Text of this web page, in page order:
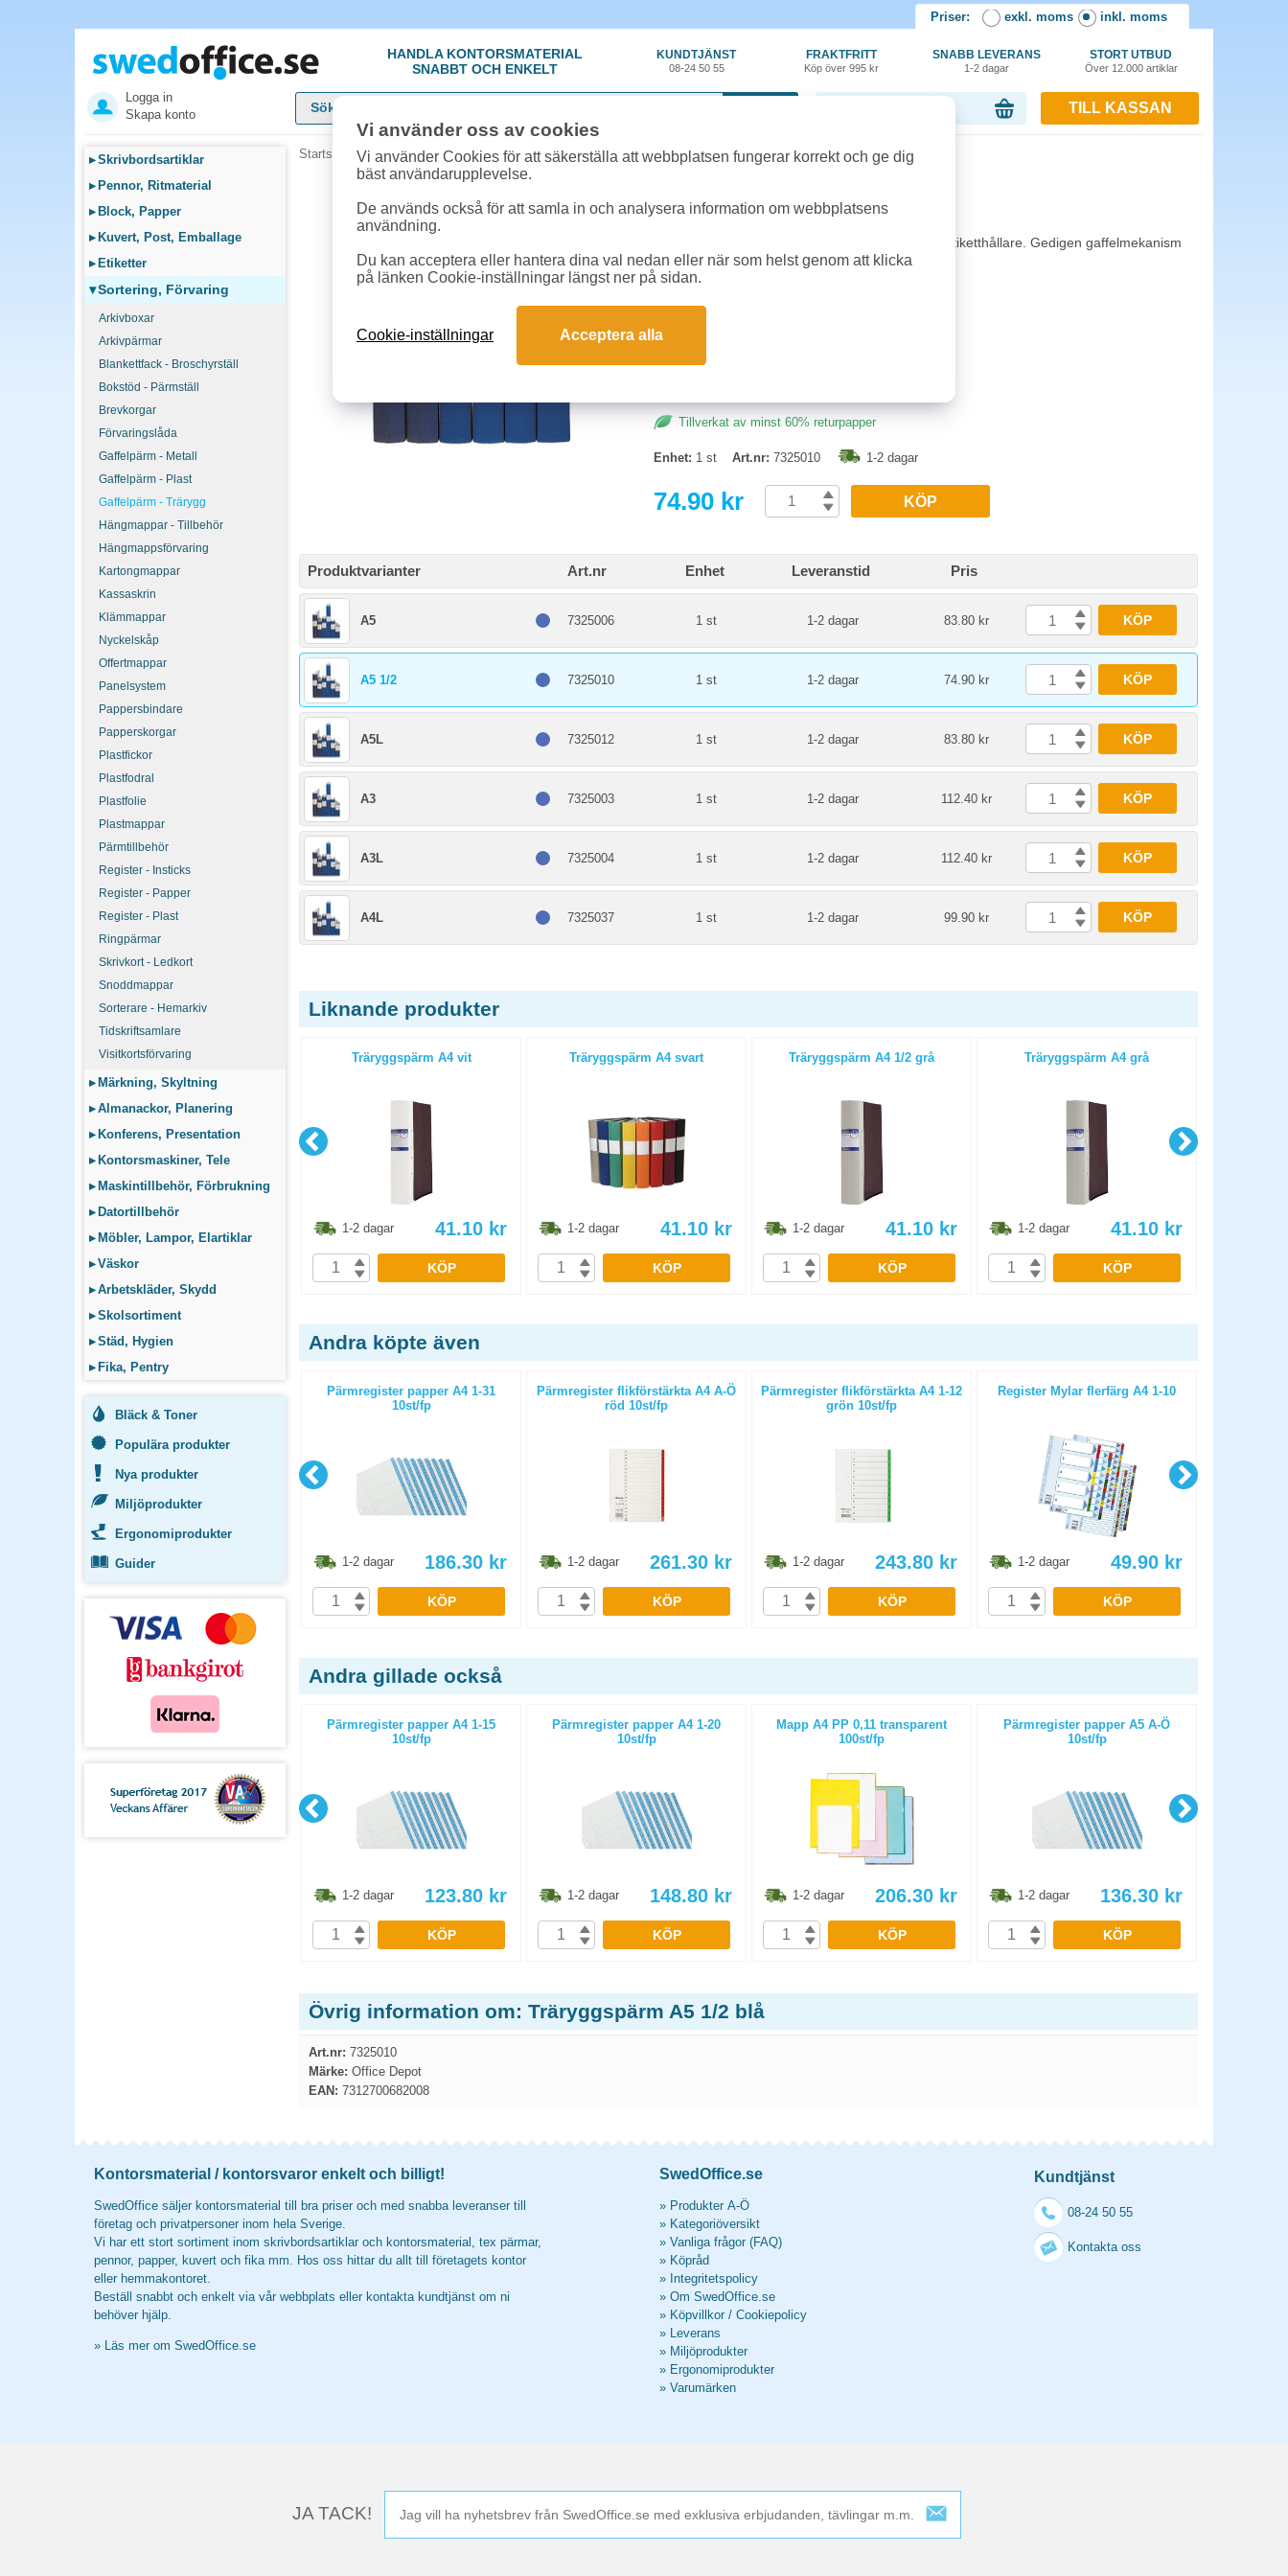
Priser: exkl. moms inkl. moms
HANDLA KONTORSMATERIAL
SNABBT OCH ENKELT
KUNDTJÄNST
08-24 50 55
FRAKTFRITT
Köp över 995 kr
SNABB LEVERANS
1-2 dagar
STORT UTBUD
Över 12.000 artiklar
Logga in
Skapa konto
TILL KASSAN
▸Skrivbordsartiklar
▸ Pennor, Ritmaterial
▸ Block, Papper
▸ Kuvert, Post, Emballage
▸ Etiketter
▾Sortering, Förvaring
Arkivboxar
Arkivpärmar
Blankettfack - Broschyrställ
Bokstöd - Pärmställ
Brevkorgar
Förvaringslåda
Gaffelpärm - Metall
Gaffelpärm - Plast
Gaffelpärm - Trärygg
Hängmappar - Tillbehör
Hängmappsförvaring
Kartongmappar
Kassaskrin
Klämmappar
Nyckelskåp
Offertmappar
Panelsystem
Pappersbindare
Papperskorgar
Plastfickor
Plastfodral
Plastfolie
Plastmappar
Pärmtillbehör
Register - Insticks
Register - Papper
Register - Plast
Ringpärmar
Skrivkort - Ledkort
Snoddmappar
Sorterare - Hemarkiv
Tidskriftsamlare
Visitkortsförvaring
▸ Märkning, Skyltning
▸Almanackor, Planering
▸ Konferens, Presentation
▸ Kontorsmaskiner, Tele
▸ Maskintillbehör, Förbrukning
▸ Datortillbehör
▸ Möbler, Lampor, Elartiklar
▸Väskor
▸Arbetskläder, Skydd
▸Skolsortiment
▸Städ, Hygien
▸ Fika, Pentry
Bläck & Toner
Populära produkter
Nya produkter
Miljöprodukter
Ergonomiprodukter
Guider
Startsida »Sortering, Förvaring»Gaffelpärm - Trärygg»Träryggspärm A5 1/2 blå
Träryggspärm A5 1/2 blå
Gaffelpärm med blå, tygklädd halvrygg i trä och etiketthållare. Gedigen gaffelmekanism
för smidig insortering och förvaring av papper.
Format:A5
Tillverkat av minst 60% returpapper
Enhet: 1 st Art.nr: 7325010 1-2 dagar
74.90 kr KÖP
Produktvarianter Art.nr Enhet Leveranstid Pris
A5 7325006 1 st 1-2 dagar 83.80 kr KÖP
A5 1/2 7325010 1 st 1-2 dagar 74.90 kr KÖP
A5L 7325012 1 st 1-2 dagar 83.80 kr KÖP
A3 7325003 1 st 1-2 dagar 112.40 kr KÖP
A3L 7325004 1 st 1-2 dagar 112.40 kr KÖP
A4L 7325037 1 st 1-2 dagar 99.90 kr KÖP
Liknande produkter
Träryggspärm A4 1/2 gul
41.10
Träryggspärm A4 vit
1-2 dagar 41.10 kr
KÖP
Träryggspärm A4 svart
1-2 dagar 41.10 kr
KÖP
Träryggspärm A4 1/2 grå
1-2 dagar 41.10 kr
KÖP
Träryggspärm A4 grå
1-2 dagar 41.10 kr
KÖP
Andra köpte även
1-2 dagar
Pärmregister papper A4 1-31
10st/fp
1-2 dagar 186.30 kr
KÖP
Pärmregister flikförstärkta A4 A-Ö
röd 10st/fp
1-2 dagar 261.30 kr
KÖP
Pärmregister flikförstärkta A4 1-12
grön 10st/fp
1-2 dagar 243.80 kr
KÖP
Register Mylar flerfärg A4 1-10
1-2 dagar 49.90 kr
KÖP
Andra gillade också
Mapp A4 PP 0,12 transparent
Pärmregister papper A4 1-15
10st/fp
1-2 dagar 123.80 kr
KÖP
Pärmregister papper A4 1-20
10st/fp
1-2 dagar 148.80 kr
KÖP
Mapp A4 PP 0,11 transparent
100st/fp
1-2 dagar 206.30 kr
KÖP
Pärmregister papper A5 A-Ö
10st/fp
1-2 dagar 136.30 kr
KÖP
Övrig information om: Träryggspärm A5 1/2 blå
Art.nr: 7325010
Märke: Office Depot
EAN: 7312700682008
Kontorsmaterial / kontorsvaror enkelt och billigt!
SwedOffice säljer kontorsmaterial till bra priser och med snabba leveranser till
företag och privatpersoner inom hela Sverige.
Vi har ett stort sortiment inom skrivbordsartiklar och kontorsmaterial, tex pärmar,
pennor, papper, kuvert och fika mm. Hos oss hittar du allt till företagets kontor
eller hemmakontoret.
Beställ snabbt och enkelt via vår webbplats eller kontakta kundtjänst om ni
behöver hjälp.
» Läs mer om SwedOffice.se
SwedOffice.se
» Produkter A-Ö
» Kategoriöversikt
» Vanliga frågor (FAQ)
» Köpråd
» Integritetspolicy
» Om SwedOffice.se
» Köpvillkor / Cookiepolicy
» Leverans
» Miljöprodukter
» Ergonomiprodukter
» Varumärken
Kundtjänst
08-24 50 55
Kontakta oss
JA TACK!
Vi använder oss av cookies
Vi använder Cookies för att säkerställa att webbplatsen fungerar korrekt och ge dig
bäst användarupplevelse.
De används också för att samla in och analysera information om webbplatsens
användning.
Du kan acceptera eller hantera dina val nedan eller när som helst genom att klicka
på länken Cookie-inställningar längst ner på sidan.
Cookie-inställningar Acceptera alla